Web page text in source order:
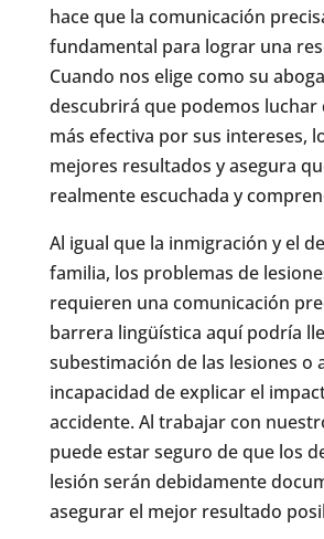
hace que la comunicación
fundamental para lograr una
Cuando nos elige como su
descubrirá que podemos luchar
más efectiva por sus intereses,
mejores resultados y asegura
realmente escuchada y
Al igual que la inmigración y el
familia, los problemas de
requieren una comunicación
barrera lingüística aquí podría
subestimación de las lesiones o
incapacidad de explicar el
accidente. Al trabajar con
puede estar seguro de que los
lesión serán debidamente
asegurar el mejor resultado